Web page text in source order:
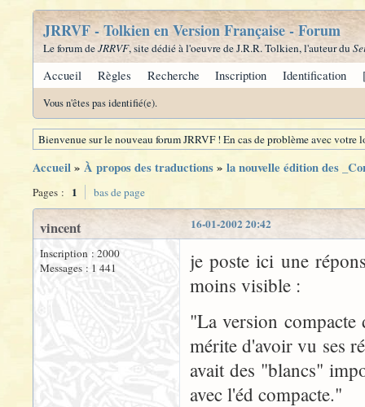
JRRVF - Tolkien en Version Française - Forum
Le forum deJRRVF, site dédié à l'oeuvre de J.R.R. Tolkien, l'auteur du
Accueil Règles Recherche Inscription Identification
Vous n'êtes pas identifié(e).
Bienvenue sur le nouveau forum JRRVF ! En cas de problème avec
Accueil» À propos des traductions» la nouvelle édition des
Pages : 1 bas de page
16-01-2002 20:42
vincent
Inscription : 2000
Messages : 1 441
je poste ici une
moins visible :
"La version
mérite d'avoir vu ses
avait des "blancs"
avec l'éd compacte."